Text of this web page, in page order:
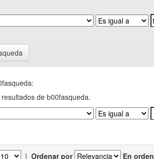
de b00fasqueda.
| Ordenar por En orden